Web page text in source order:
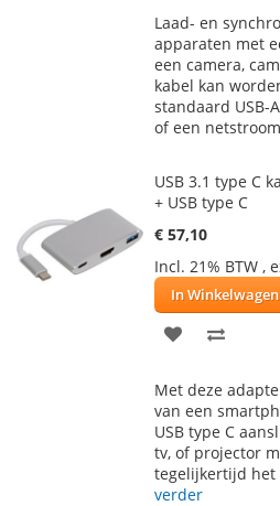
AAN TE
Laad- en
apparaten met
een camera,
kabel kan
standaard USB-
of een
USB 3.1 type C
+ USB type C
€ 57,10
Incl. 21% BTW ,
In Winkelwagen
VOEG
AAN
TE
Met deze
van een
USB type C
tv, of projector
tegelijkertijd het
verder